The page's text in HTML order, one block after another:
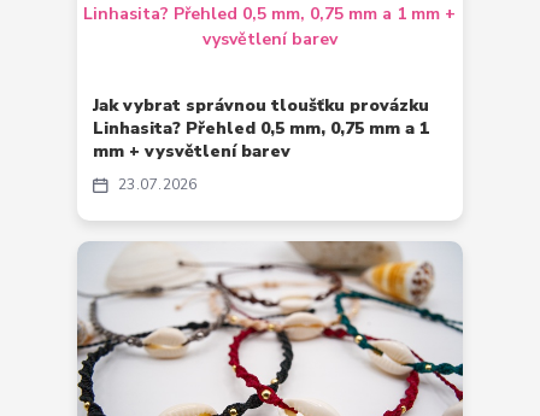
23 07 2026
Jak vybrat správnou tloušťku provázku
Linhasita? Přehled 0,5 mm, 0,75 mm a 1
mm + vysvětlení barev